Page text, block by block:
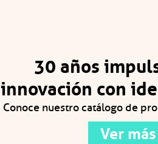
30 años
innovación con
Conoce nuestro catálogo de
Ver más